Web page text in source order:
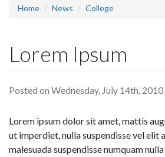
Home News College
Lorem Ipsum
Posted on Wednesday, July 14th, 2010
Lorem ipsum dolor sit amet, mattis
ut imperdiet, nulla suspendisse vel elit
malesuada suspendisse numquam